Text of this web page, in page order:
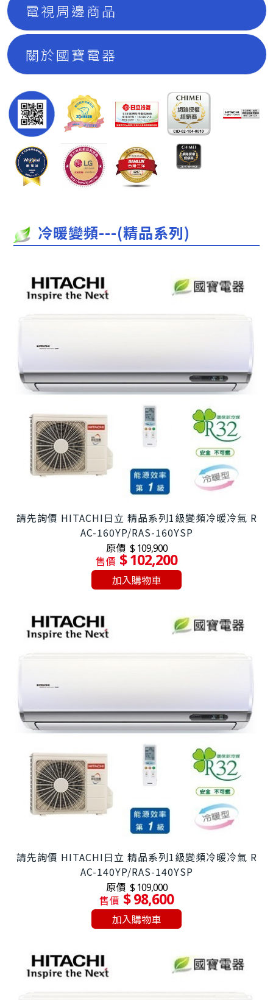
電視周邊商品
關於國寶電器
冷暖變頻---(精品系列)
請先詢價 HITACHI日立 精品系列1級變頻冷暖冷氣 R
AC-160YP/RAS-160YSP
原價 $ 109,900
售價 $ 102,200
加入購物車
請先詢價 HITACHI日立 精品系列1級變頻冷暖冷氣 R
AC-140YP/RAS-140YSP
原價 $ 109,000
售價 $ 98,600
加入購物車